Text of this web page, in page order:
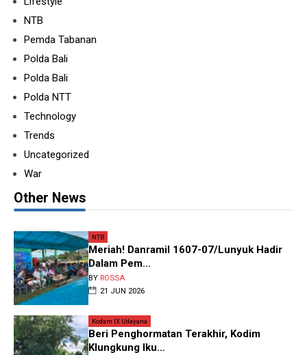
NTB
Pemda Tabanan
Polda Bali
Polda Bali
Polda NTT
Technology
Trends
Uncategorized
War
Other News
NTB
Meriah! Danramil 1607-07/Lunyuk Hadir
Dalam Pem...
BY ROSSA
21 JUN 2026
Kodam IX Udayana
Beri Penghormatan Terakhir, Kodim
Klungkung Iku...